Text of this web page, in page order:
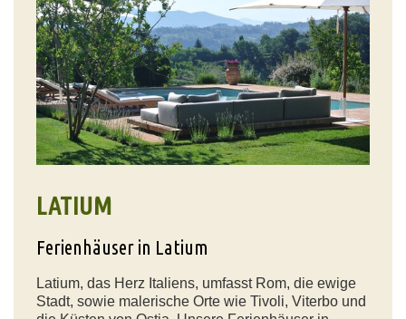
LATIUM
Ferienhäuser in Latium
Latium, das Herz Italiens, umfasst Rom, die ewige
Stadt, sowie malerische Orte wie Tivoli, Viterbo und